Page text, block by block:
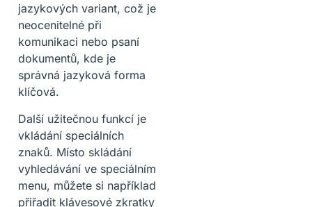
jazykových variant, což je
neocenitelné při
komunikaci nebo psaní
dokumentů, kde je
správná jazyková forma
klíčová.
Další užitečnou funkcí je
vkládání speciálních
znaků. Místo skládání
vyhledávání ve speciálním
menu, můžete si například
přiřadit klávesové zkratky